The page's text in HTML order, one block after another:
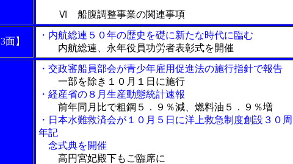
Ⅵ 船腹調整事業の関連事項
面】
・内航総連５０年の歴史を礎に新たな時代に臨む
内航総連、永年役員功労者表彰式を開催
・交政審船員部会が青少年雇用促進法の施行指針で報告
一部を除き１０月１日に施行
・経産省の８月生産動態統計速報
前年同月比で粗鋼５．９％減、燃料油５．９％増
・日本水難救済会が１０月５日に洋上救急制度創設３０周
年記
念式典を開催
高円宮妃殿下もご臨席に